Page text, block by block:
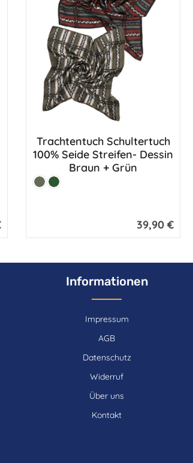
Trachtentuch Schultertuch
100% Seide Streifen- Dessin
Braun + Grün
Farbe:
Oliv Tanne
Regulärer Preis:
39,90 €
Informationen
Impressum
AGB
Datenschutz
Widerruf
Über uns
Kontakt